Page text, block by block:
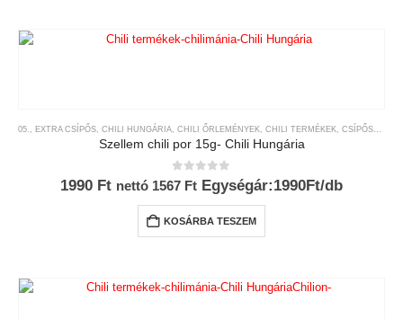
05., EXTRA CSÍPŐS CHILI HUNGÁRIA CHILI ŐRLEMÉNYEK CHILI TERMÉKEK CSÍPŐSSÉGI-SKÁLA
Szellem chili por 15g- Chili Hungária
0az 5-ből
1990 Ft nettó 1567 Ft Egységár:1990Ft/db
KOSÁRBA TESZEM